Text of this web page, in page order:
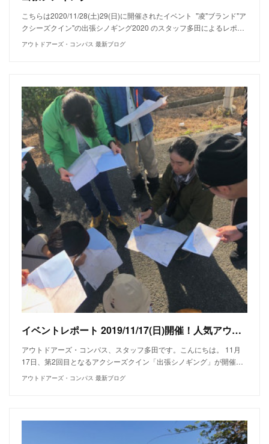
こちらは2020/11/28(土)29(日)に開催されたイベント "凌"ブランド"ア
クシーズクイン"の出張シノギング2020 のスタッフ多田によるレポ…
アウトドアーズ・コンパス 最新ブログ
イベントレポート 2019/11/17(日)開催！人気アウトドアブランド"アクシーズクイン"の出張シノギング2019
アウトドアーズ・コンパス、スタッフ多田です。こんにちは。 11月
17日、第2回目となるアクシーズクイン「出張シノギング」が開催…
アウトドアーズ・コンパス 最新ブログ